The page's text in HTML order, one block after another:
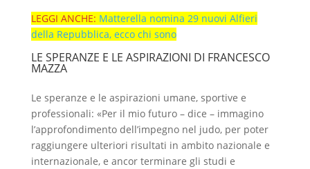
LEGGI ANCHE: Matterella nomina 29 nuovi Alfieri
della Repubblica, ecco chi sono
LE SPERANZE E LE ASPIRAZIONI DI FRANCESCO
MAZZA
Le speranze e le aspirazioni umane, sportive e
professionali: «Per il mio futuro – dice – immagino
l’approfondimento dell’impegno nel judo, per poter
raggiungere ulteriori risultati in ambito nazionale e
internazionale, e ancor terminare gli studi e